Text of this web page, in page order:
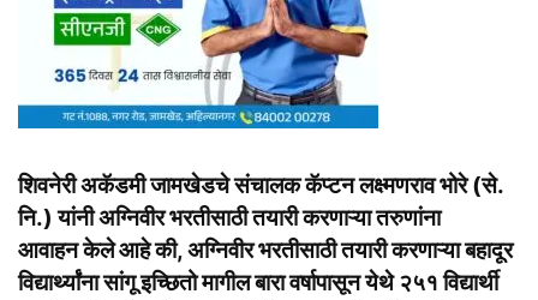
शिवनेरी अकॅडमी जामखेडचे संचालक कॅप्टन लक्ष्मणराव भोरे (से.
नि.) यांनी अग्निवीर भरतीसाठी तयारी करणाऱ्या तरुणांना
आवाहन केले आहे की, अग्निवीर भरतीसाठी तयारी करणाऱ्या बहादूर
विद्यार्थ्यांना सांगू इच्छितो मागील बारा वर्षापासून येथे २५१ विद्यार्थी